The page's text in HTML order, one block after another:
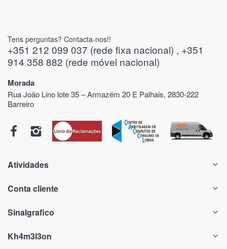
Tens perguntas? Contacta-nos!!
+351 212 099 037 (rede fixa nacional) , +351
914 358 882 (rede móvel nacional)
Morada
Rua João Lino lote 35 – Armazém 20 E Palhais, 2830-222
Barreiro
Atividades
Conta cliente
Sinalgrafico
Kh4m3l3on